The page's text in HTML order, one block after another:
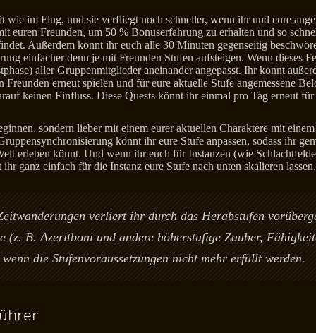
wie im Flug, und sie verfliegt noch schneller, wenn ihr und eure
euren Freunden, um 50 % Bonuserfahrung zu erhalten und so
Außerdem könnt ihr euch alle 30 Minuten gegenseitig
einfacher denn je mit Freunden Stufen aufsteigen. Wenn dieses
aller Gruppenmitglieder aneinander angepasst. Ihr könnt
Freunden erneut spielen und für eure aktuelle Stufe angemessene
keinen Einfluss. Diese Quests könnt ihr einmal pro Tag erneut
sondern lieber mit einem eurer aktuellen Charaktere mit
könnt ihr eure Stufe anpassen, sodass ihr
erleben könnt. Und wenn ihr euch für Instanzen (wie
ganz einfach für die Instanz eure Stufe nach unten skalieren lassen.
verliert ihr durch das Herabstufen
(z. B. Azeritboni und andere höherstufige Zauber,
die Stufenvoraussetzungen nicht mehr erfüllt werden.